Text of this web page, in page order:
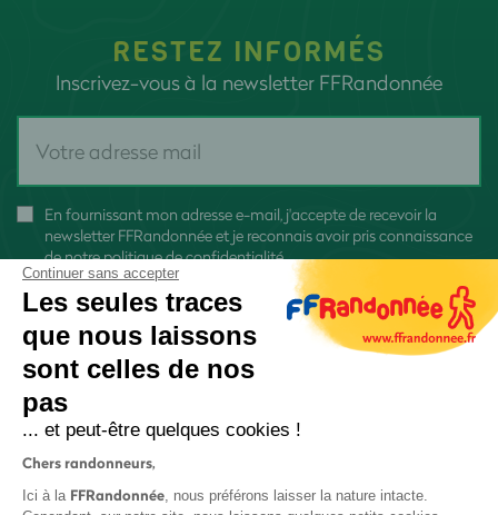
RESTEZ INFORMÉS
Inscrivez-vous à la newsletter FFRandonnée
En fournissant mon adresse e-mail, j'accepte de recevoir la
newsletter FFRandonnée et je reconnais avoir pris connaissance
denotre politique de confidentialité
Continuer sans accepter
Les seules traces
que nous laissons
sont celles de nos
pas
... et peut-être quelques cookies !
Chers randonneurs,
Ici à la FFRandonnée, nous préférons laisser la nature intacte.